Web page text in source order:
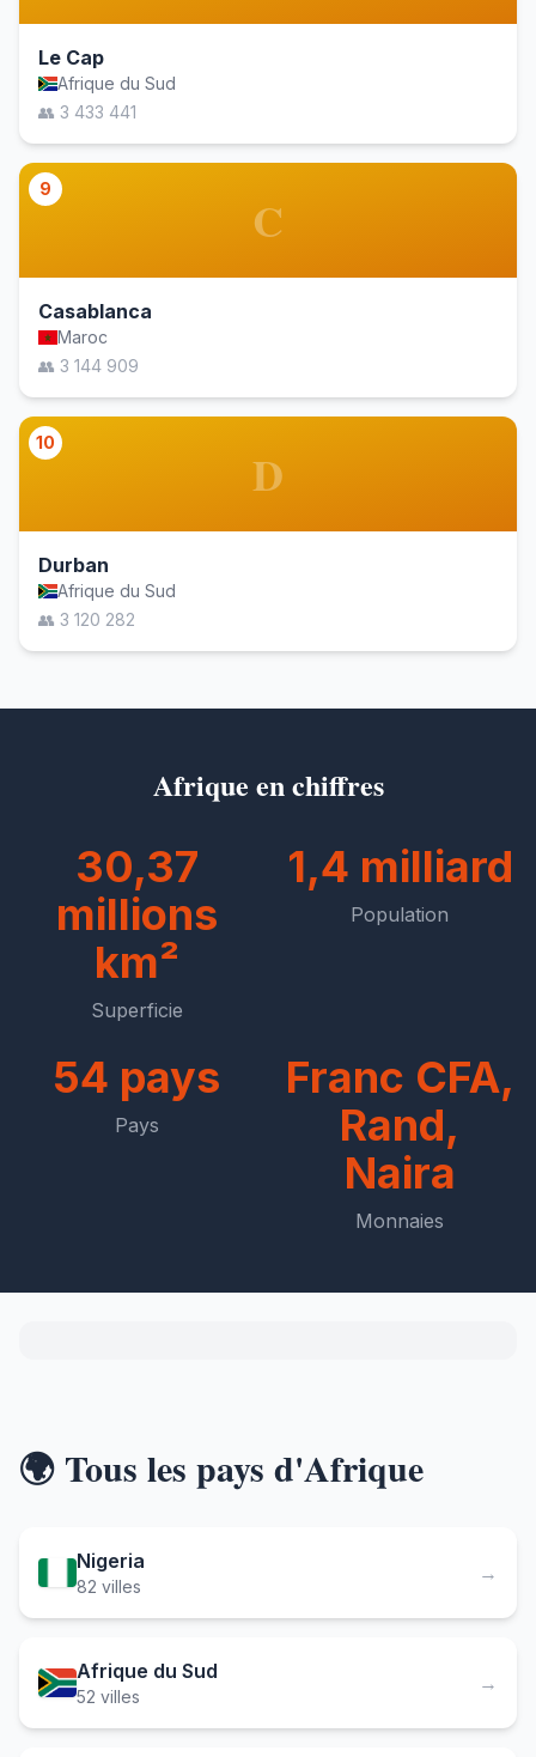
Le Cap
Afrique du Sud
👥 3 433 441
9
C
Casablanca
Maroc
👥 3 144 909
10
D
Durban
Afrique du Sud
👥 3 120 282
Afrique en chiffres
30,37
millions
km²
Superficie
1,4 milliard
Population
54 pays
Pays
Franc CFA,
Rand,
Naira
Monnaies
🌍 Tous les pays d'Afrique
Nigeria
82 villes
→
Afrique du Sud
52 villes
→